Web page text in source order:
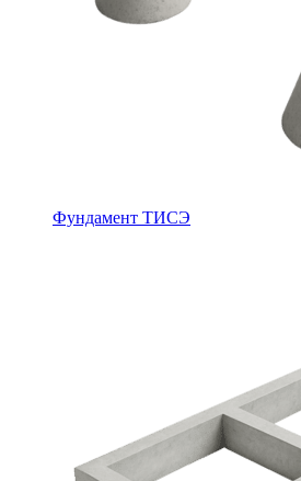
Фундамент ТИСЭ